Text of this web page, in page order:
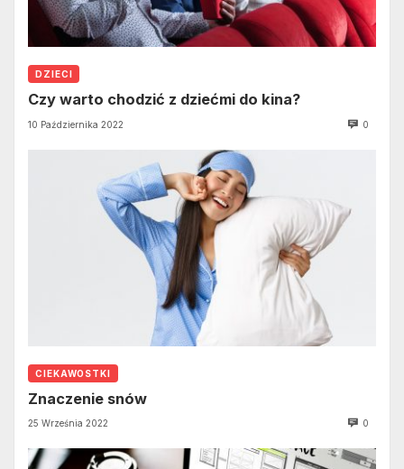
DZIECI
Czy warto chodzić z dziećmi do kina?
10 Października 2022 0
CIEKAWOSTKI
Znaczenie snów
25 Września 2022 0